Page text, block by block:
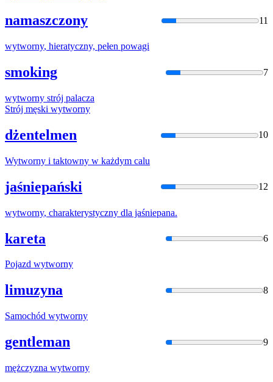
namaszczony 11
wytworny, hieratyczny, pełen powagi
smoking 7
wytworny strój palacza
Strój męski wytworny
dżentelmen 10
Wytworny i taktowny w każdym calu
jaśniepański 12
wytworny, charakterystyczny dla jaśniepana.
kareta 6
Pojazd wytworny
limuzyna 8
Samochód wytworny
gentleman 9
mężczyzna wytworny